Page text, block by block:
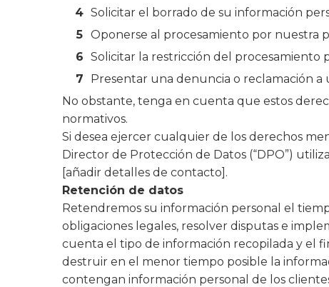
Solicitar el borrado de su información
Oponerse al procesamiento por nuestra
Solicitar la restricción del procesamiento
Presentar una denuncia o reclamación a
No obstante, tenga en cuenta que estos
normativos.
Si desea ejercer cualquier de los derechos
Director de Protección de Datos (“DPO”)
[añadir detalles de contacto].
Retención de datos
Retendremos su información personal el
obligaciones legales, resolver disputas e
cuenta el tipo de información recopilada y el
destruir en el menor tiempo posible la
contengan información personal de los